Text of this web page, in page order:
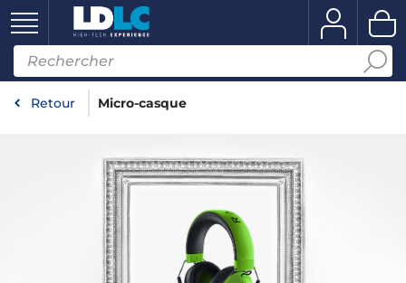
Retour Micro-casque